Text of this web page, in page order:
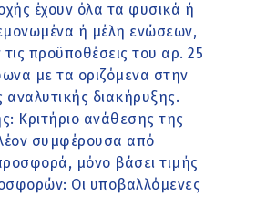
έχουν όλα τα φυσικά ή
ή μέλη ενώσεων,
προϋποθέσεις του αρ. 25
με τα οριζόμενα στην
διακήρυξης.
Κριτήριο ανάθεσης της
συμφέρουσα από
μόνο βάσει τιμής
Οι υποβαλλόμενες